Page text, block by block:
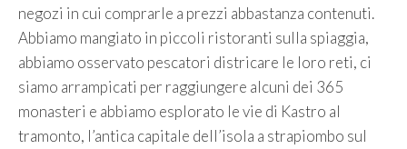
negozi in cui comprarle a prezzi abbastanza contenuti.
Abbiamo mangiato in piccoli ristoranti sulla spiaggia,
abbiamo osservato pescatori districare le loro reti, ci
siamo arrampicati per raggiungere alcuni dei 365
monasteri e abbiamo esplorato le vie di Kastro al
tramonto, l’antica capitale dell’isola a strapiombo sul